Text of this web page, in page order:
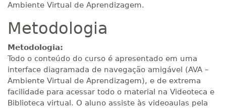
400 H 50 dias 150
Matricular
420 H 53dias 150dias
R$ 2.082,12
Matricular
Ambiente Virtual de Aprendizagem.
Metodologia
Metodologia:
Todo o conteúdo do curso é apresentado em uma
interface diagramada de navegação amigável (AVA –
Ambiente Virtual de Aprendizagem), e de extrema
facilidade para acessar todo o material na Videoteca e
Biblioteca virtual. O aluno assiste às videoaulas pela